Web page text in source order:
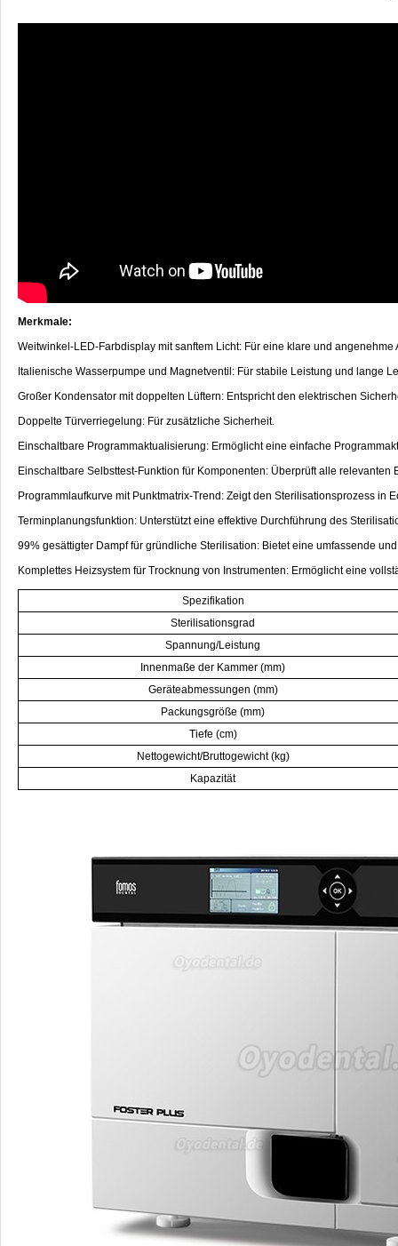
Merkmale:
Weitwinkel-LED-Farbdisplay mit sanftem Licht: Für eine klare und angenehme
Italienische Wasserpumpe und Magnetventil: Für stabile Leistung und lange
Großer Kondensator mit doppelten Lüftern: Entspricht den elektrischen
Doppelte Türverriegelung: Für zusätzliche Sicherheit.
Einschaltbare Programmaktualisierung: Ermöglicht eine einfache
Einschaltbare Selbsttest-Funktion für Komponenten: Überprüft alle relevanten
Programmlaufkurve mit Punktmatrix-Trend: Zeigt den Sterilisationsprozess in
Terminplanungsfunktion: Unterstützt eine effektive Durchführung des
99% gesättigter Dampf für gründliche Sterilisation: Bietet eine umfassende
Komplettes Heizsystem für Trocknung von Instrumenten: Ermöglicht eine
Spezifikation
Sterilisationsgrad
Spannung/Leistung
Innenmaße der Kammer (mm)
Geräteabmessungen (mm)
Packungsgröße (mm)
Tiefe (cm)
Nettogewicht/Bruttogewicht (kg)
Kapazität